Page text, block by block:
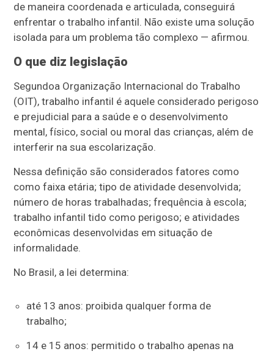
de maneira coordenada e articulada, conseguirá
enfrentar o trabalho infantil. Não existe uma solução
isolada para um problema tão complexo — afirmou.
O que diz legislação
Segundoa Organização Internacional do Trabalho
(OIT), trabalho infantil é aquele considerado perigoso
e prejudicial para a saúde e o desenvolvimento
mental, físico, social ou moral das crianças, além de
interferir na sua escolarização.
Nessa definição são considerados fatores como
como faixa etária; tipo de atividade desenvolvida;
número de horas trabalhadas; frequência à escola;
trabalho infantil tido como perigoso; e atividades
econômicas desenvolvidas em situação de
informalidade.
No Brasil, a lei determina:
até 13 anos: proibida qualquer forma de
trabalho;
14 e 15 anos: permitido o trabalho apenas na